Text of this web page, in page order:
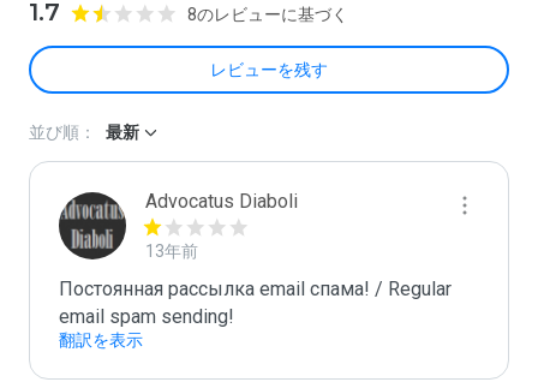
1.7 8のレビューに基づく
レビューを残す
並び順： 最新
Advocatus Diaboli
13年前
Постоянная рассылка email спама! / Regular
email spam sending!
翻訳を表示